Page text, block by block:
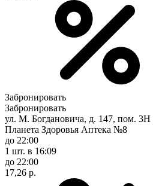
Забронировать
Забронировать
ул. М. Богдановича, д. 147, пом. 3Н
Планета Здоровья Аптека №8
до 22:00
1 шт. в 16:09
до 22:00
17,26 р.